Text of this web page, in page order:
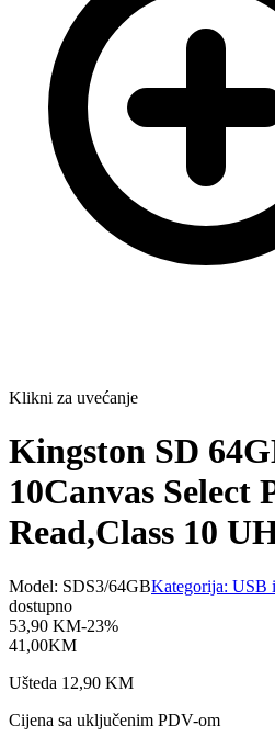
Klikni za uvećanje
Kingston SD
10Canvas Select
Read,Class 10
Model: SDS3/64GBKategorija: USB
dostupno
53,90 KM-23%
41,00KM
Ušteda 12,90 KM
Cijena sa uključenim PDV-om